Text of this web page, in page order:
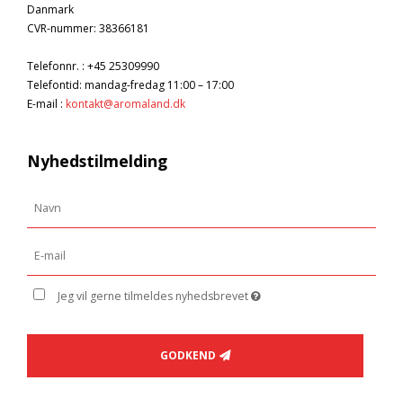
Danmark
CVR-nummer: 38366181
Telefonnr. : +45 25309990
Telefontid: mandag-fredag 11:00 – 17:00
E-mail : kontakt@aromaland.dk
Nyhedstilmelding
Jeg vil gerne tilmeldes nyhedsbrevet
GODKEND